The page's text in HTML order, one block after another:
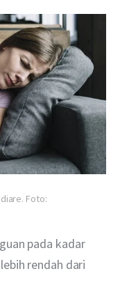
Foto:
pada kadar
rendah dari